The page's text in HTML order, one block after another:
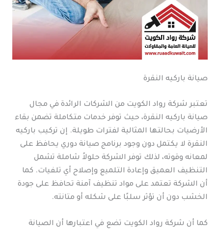
صيانة باركيه النقرة
تعتبر شركة رواد الكويت من الشركات الرائدة في مجال
صيانة باركيه النقرة، حيث توفر خدمات متكاملة تضمن بقاء
الأرضيات بحالتها المثالية لفترات طويلة. إن تركيب باركيه
النقرة لا يكتمل دون وجود برنامج صيانة دوري يحافظ على
لمعانه وقوته، لذلك توفر الشركة حلولاً شاملة تشمل
التنظيف العميق وإعادة التلميع وإصلاح أي تلفيات. كما
أن الشركة تعتمد على مواد تنظيف آمنة تحافظ على جودة
الخشب دون أن تؤثر سلبًا على شكله أو متانته.
كما أن شركة رواد الكويت تضع في اعتبارها أن الصيانة